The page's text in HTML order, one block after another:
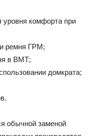
уровня комфорта при
и ремня ГРМ;
в ВМТ;
домкрата;
обычной заменой